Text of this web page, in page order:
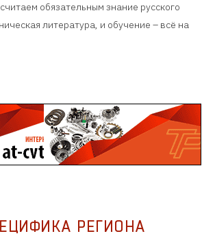
обязательным знание русского
литература, и обучение – всё на
РЕГИОНА